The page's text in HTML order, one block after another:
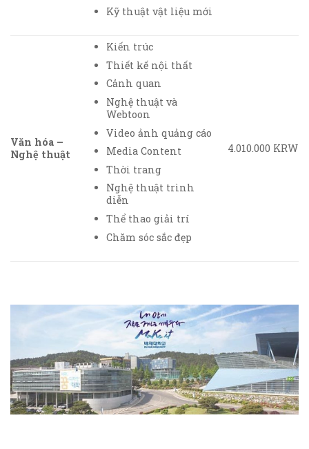
Kỹ thuật vật liệu mới
Văn hóa –
Nghệ thuật
Kiến trúc
Thiết kế nội thất
Cảnh quan
Nghệ thuật và
Webtoon
Video ảnh quảng cáo
Media Content
Thời trang
Nghệ thuật trình
diễn
Thể thao giải trí
Chăm sóc sắc đẹp
4.010.000 KRW